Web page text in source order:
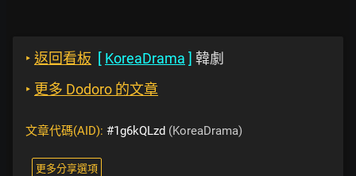
‣ 返回看板 [ KoreaDrama ] 韓劇
‣ 更多 Dodoro 的文章
文章代碼(AID): #1g6kQLzd (KoreaDrama)
更多分享選項